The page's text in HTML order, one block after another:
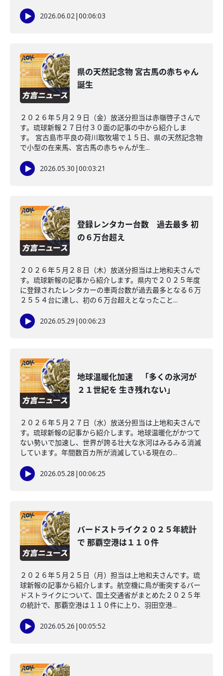
2026.06.02|00:06:03
県の天然記念物 宮古馬の赤ちゃん
誕生
２０２６年５月２９日（金）放送分担当は赤嶺啓子さんで
す。琉球新報２７日付３０面の記事の中から紹介しま
す。 宮古島市平良の荷川取牧場で１５日、県の天然記念物
で小型の在来馬、宮古馬の赤ちゃんが生...
2026.05.30 |00:03:21
登録レンタカー台数 過去最多 初
の６万台超え
２０２６年５月２８日（木）放送分担当は上地和夫さんで
す。琉球新報の記事から紹介します。県内で２０２５年度
に登録されたレンタカーの車両台数が過去最多となる６万
２５５４台に達し、初の６万台超えとなったこと...
2026.05.29 |00:06:23
地球温暖化加速 「多くの氷河が
２１世紀を 生き残れない」
２０２６年５月２７日（水）放送分担当は上地和夫さんで
す。琉球新報の記事から紹介します。地球温暖化がかつて
ない勢いで加速し、世界が誇る壮大な氷河はみるみる消滅
しています。年間数百カ所が消滅している現在の...
2026.05.28 |00:06:25
バードストライク２０２５年統計
で 那覇空港は１１０件
２０２６年５月２５日（月）担当は上地和夫さんです。琉
球新報の記事から紹介します。航空機に鳥が衝突するバー
ドストライクについて、国土交通省がまとめた２０２５年
の統計で、那覇空港は１１０件に上り、羽田空港...
2026.05.26 |00:05:52